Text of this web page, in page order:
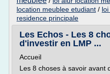
location meublee etudiant /
residence principale
Les Echos - Les 8
d'investir en LMP ...
Accueil
Les 8 choses à savoir avant